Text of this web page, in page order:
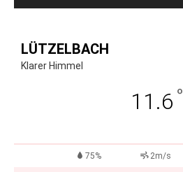
LÜTZELBACH
Klarer Himmel
11.6 °
75% 2m/s